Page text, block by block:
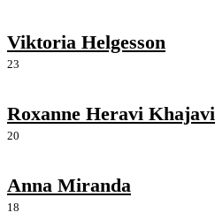
Viktoria Helgesson
23
Roxanne Heravi Khajavi
20
Anna Miranda
18